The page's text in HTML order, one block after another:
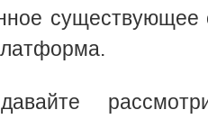
существующее